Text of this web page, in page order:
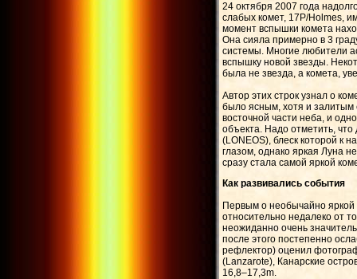
24 октября 2007 года
слабых комет, 17P/Holmes,
момент вспышки комета
Она сияла примерно в 3
системы. Многие любители
вспышку новой звезды.
была не звезда, а комета,
Автор этих строк узнал о
было ясным, хотя и залитым
восточной части неба, и
объекта. Надо отметить,
(LONEOS), блеск которой к
глазом, однако яркая Луна
сразу стала самой яркой
Как развивались события
Первым о необычайно
относительно недалеко от
неожиданно очень
после этого постепенно
рефлектор) оценил
(Lanzarote), Канарские
16,8–17,3m.